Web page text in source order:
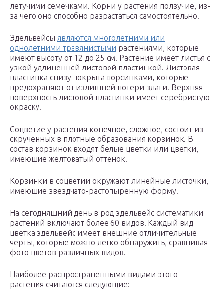
летучими семечками. Корни у растения ползучие, из-
за чего оно способно разрастаться самостоятельно.
Эдельвейсы являются многолетними или
однолетними травянистыми растениями, которые
имеют высоту от 12 до 25 см. Растение имеет листья с
узкой удлиненной листовой пластинкой. Листовая
пластинка снизу покрыта ворсинками, которые
предохраняют от излишней потери влаги. Верхняя
поверхность листовой пластинки имеет серебристую
окраску.
Соцветие у растения конечное, сложное, состоит из
скрученных в плотные образования корзинок. В
состав корзинок входят белые цветки или цветки,
имеющие желтоватый оттенок.
Корзинки в соцветии окружают линейные листочки,
имеющие звездчато-растопыренную форму.
На сегодняшний день в род эдельвейс систематики
растений включают более 60 видов. Каждый вид
цветка эдельвейс имеет внешние отличительные
черты, которые можно легко обнаружить, сравнивая
фото цветов различных видов.
Наиболее распространенными видами этого
растения считаются следующие: